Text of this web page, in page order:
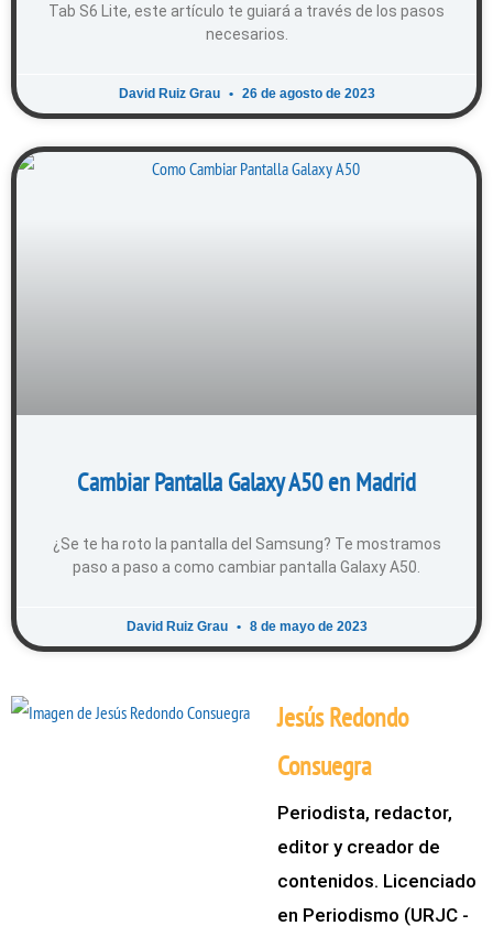
Tab S6 Lite, este artículo te guiará a través de los pasos
necesarios.
David Ruiz Grau 26 de agosto de 2023
Cambiar Pantalla Galaxy A50 en Madrid
¿Se te ha roto la pantalla del Samsung? Te mostramos
paso a paso a como cambiar pantalla Galaxy A50.
David Ruiz Grau 8 de mayo de 2023
Jesús Redondo
Consuegra
Periodista, redactor,
editor y creador de
contenidos. Licenciado
en Periodismo (URJC -